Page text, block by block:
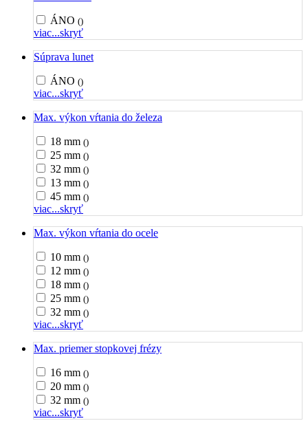
ÁNO ()
viac...skryť
Súprava lunet
ÁNO ()
viac...skryť
Max. výkon vŕtania do železa
18 mm ()
25 mm ()
32 mm ()
13 mm ()
45 mm ()
viac...skryť
Max. výkon vŕtania do ocele
10 mm ()
12 mm ()
18 mm ()
25 mm ()
32 mm ()
viac...skryť
Max. priemer stopkovej frézy
16 mm ()
20 mm ()
32 mm ()
viac...skryť